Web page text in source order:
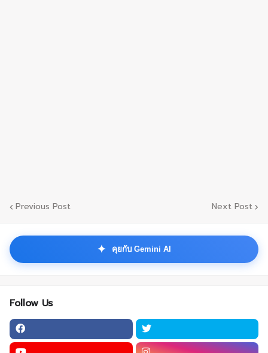
Previous Post Next Post
✦ คุยกับ Gemini AI
Follow Us